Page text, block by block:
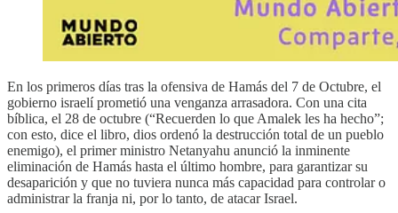
En los primeros días tras la ofensiva de Hamás del 7 de Octubre, el
gobierno israelí prometió una venganza arrasadora. Con una cita
bíblica, el 28 de octubre (“Recuerden lo que Amalek les ha hecho”;
con esto, dice el libro, dios ordenó la destrucción total de un pueblo
enemigo), el primer ministro Netanyahu anunció la inminente
eliminación de Hamás hasta el último hombre, para garantizar su
desaparición y que no tuviera nunca más capacidad para controlar o
administrar la franja ni, por lo tanto, de atacar Israel.